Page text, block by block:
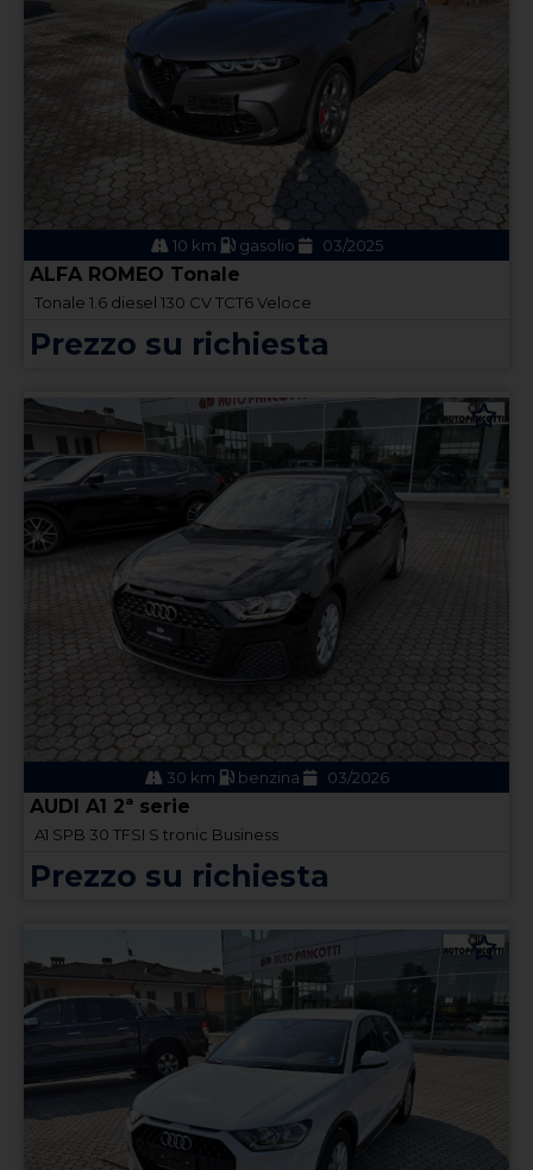
10 km gasolio 03/2025
ALFA ROMEO Tonale
Tonale 1.6 diesel 130 CV TCT6 Veloce
Prezzo su richiesta
30 km benzina 03/2026
AUDI A1 2ª serie
A1 SPB 30 TFSI S tronic Business
Prezzo su richiesta